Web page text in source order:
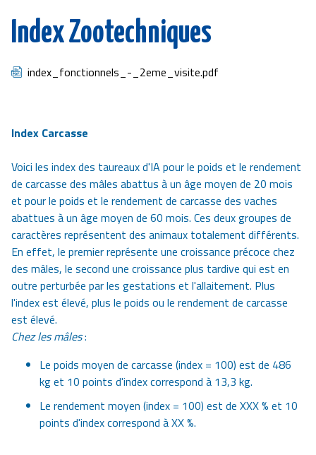
Index Zootechniques
Document
index_fonctionnels_-_2eme_visite.pdf
Index Carcasse
Voici les index des taureaux d'IA pour le poids et le rendement
de carcasse des mâles abattus à un âge moyen de 20 mois
et pour le poids et le rendement de carcasse des vaches
abattues à un âge moyen de 60 mois. Ces deux groupes de
caractères représentent des animaux totalement différents.
En effet, le premier représente une croissance précoce chez
des mâles, le second une croissance plus tardive qui est en
outre perturbée par les gestations et l'allaitement. Plus
l'index est élevé, plus le poids ou le rendement de carcasse
est élevé.
Chez les mâles:
Le poids moyen de carcasse (index = 100) est de 486
kg et 10 points d'index correspond à 13,3 kg.
Le rendement moyen (index = 100) est de XXX % et 10
points d'index correspond à XX %.